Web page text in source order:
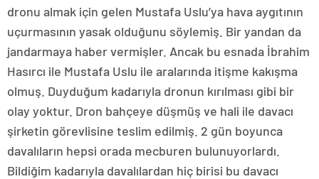
dronu almak için gelen Mustafa Uslu’ya hava aygıtının
uçurmasının yasak olduğunu söylemiş. Bir yandan da
jandarmaya haber vermişler. Ancak bu esnada İbrahim
Hasırcı ile Mustafa Uslu ile aralarında itişme kakışma
olmuş. Duyduğum kadarıyla dronun kırılması gibi bir
olay yoktur. Dron bahçeye düşmüş ve hali ile davacı
şirketin görevlisine teslim edilmiş. 2 gün boyunca
davalıların hepsi orada mecburen bulunuyorlardı.
Bildiğim kadarıyla davalılardan hiç birisi bu davacı